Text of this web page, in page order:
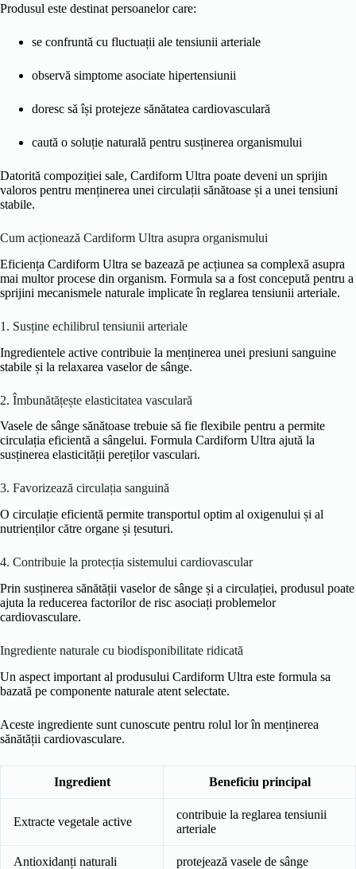
Produsul este destinat persoanelor care:
se confruntă cu fluctuații ale tensiunii arteriale
observă simptome asociate hipertensiunii
doresc să își protejeze sănătatea cardiovasculară
caută o soluție naturală pentru susținerea organismului
Datorită compoziției sale, Cardiform Ultra poate deveni un sprijin
valoros pentru menținerea unei circulații sănătoase și a unei tensiuni
stabile.
Cum acționează Cardiform Ultra asupra organismului
Eficiența Cardiform Ultra se bazează pe acțiunea sa complexă asupra
mai multor procese din organism. Formula sa a fost concepută pentru a
sprijini mecanismele naturale implicate în reglarea tensiunii arteriale.
1. Susține echilibrul tensiunii arteriale
Ingredientele active contribuie la menținerea unei presiuni sanguine
stabile și la relaxarea vaselor de sânge.
2. Îmbunătățește elasticitatea vasculară
Vasele de sânge sănătoase trebuie să fie flexibile pentru a permite
circulația eficientă a sângelui. Formula Cardiform Ultra ajută la
susținerea elasticității pereților vasculari.
3. Favorizează circulația sanguină
O circulație eficientă permite transportul optim al oxigenului și al
nutrienților către organe și țesuturi.
4. Contribuie la protecția sistemului cardiovascular
Prin susținerea sănătății vaselor de sânge și a circulației, produsul poate
ajuta la reducerea factorilor de risc asociați problemelor
cardiovasculare.
Ingrediente naturale cu biodisponibilitate ridicată
Un aspect important al produsului Cardiform Ultra este formula sa
bazată pe componente naturale atent selectate.
Aceste ingrediente sunt cunoscute pentru rolul lor în menținerea
sănătății cardiovasculare.
Ingredient Beneficiu principal
Extracte vegetale active
contribuie la reglarea tensiunii
arteriale
Antioxidanți naturali protejează vasele de sânge